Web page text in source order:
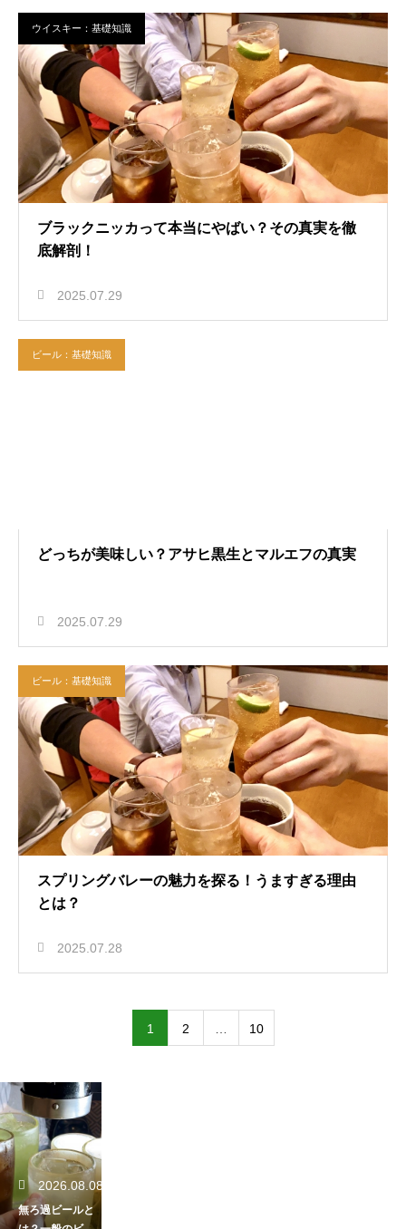
ウイスキー：基礎知識
ブラックニッカって本当にやばい？その真実を徹
底解剖！
2025.07.29
ビール：基礎知識
どっちが美味しい？アサヒ黒生とマルエフの真実
2025.07.29
ビール：基礎知識
スプリングバレーの魅力を探る！うますぎる理由
とは？
2025.07.28
1 2 10
2026.08.08
無ろ過ビールと